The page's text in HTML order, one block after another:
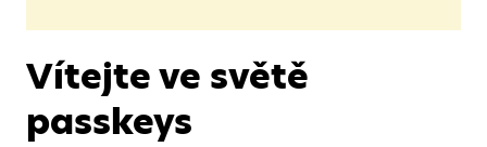
Vítejte ve světě
passkeys